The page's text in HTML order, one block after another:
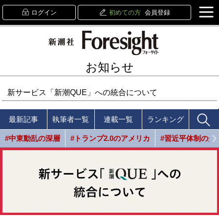
ログイン 初めての方 会員登録
お知らせ
新サービス「新潮QUE」への統合について
最新記事 執筆者一覧 連載一覧 ランキング
#中東動乱の深層 #トランプ2.0のアメリカ #習近平体制の光